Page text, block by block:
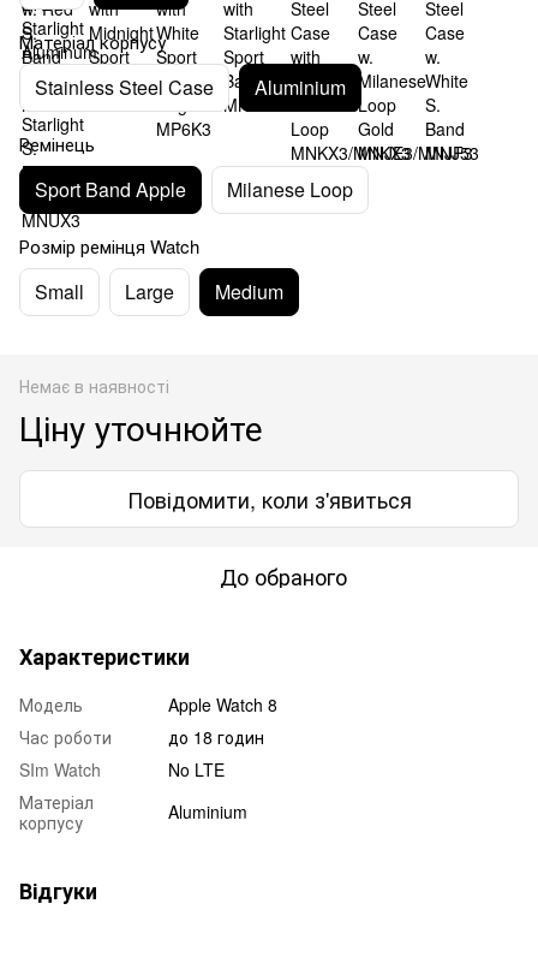
Матеріал корпусу
Stainless Steel Case Aluminium
Ремінець
Sport Band Apple Milanese Loop
Розмір ремінця Watch
Small Large Medium
Немає в наявності
Ціну уточнюйте
Повідомити, коли з'явиться
До обраного
Характеристики
Модель
Apple Watch 8
Час роботи
до 18 годин
SIm Watch
No LTE
Матеріал
корпусу
Aluminium
Відгуки